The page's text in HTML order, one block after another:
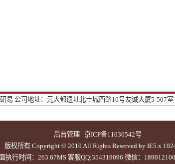
易 公司地址：元大都遗址北土城西路16号友诚大厦5-507室
后台管理 | 京ICP备11036542号
版权所有 Copyright © 2010 All Rights Reserved by IE5.x
执行时间：263.67MS 客服QQ:354319096 微信：